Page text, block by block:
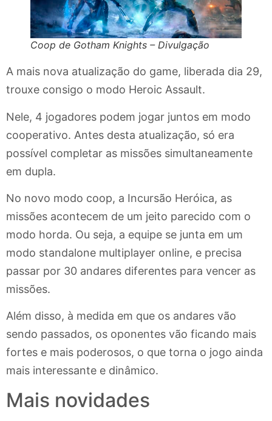
Coop de Gotham Knights – Divulgação
A mais nova atualização do game, liberada dia 29,
trouxe consigo o modo Heroic Assault.
Nele, 4 jogadores podem jogar juntos em modo
cooperativo. Antes desta atualização, só era
possível completar as missões simultaneamente
em dupla.
No novo modo coop, a Incursão Heróica, as
missões acontecem de um jeito parecido com o
modo horda. Ou seja, a equipe se junta em um
modo standalone multiplayer online, e precisa
passar por 30 andares diferentes para vencer as
missões.
Além disso, à medida em que os andares vão
sendo passados, os oponentes vão ficando mais
fortes e mais poderosos, o que torna o jogo ainda
mais interessante e dinâmico.
Mais novidades